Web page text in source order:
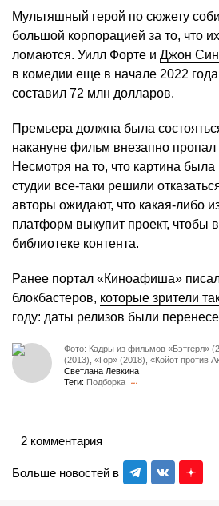
Мультяшный герой по сюжету
большой корпорацией за то, что
ломаются. Уилл Форте и Джон
в комедии еще в начале 2022
составил 72 млн долларов.
Премьера должна была
накануне фильм внезапно пропал
Несмотря на то, что картина была
студии все-таки решили
авторы ожидают, что какая-либо
платформ выкупит проект, чтобы
библиотеке контента.
Ранее портал «Киноафиша»
блокбастеров, которые зрители
году: даты релизов были
Фото: Кадры из фильмов «Бэтгерл»
(2013), «Гор» (2018), «Койот против
Светлана Левкина
Теги: Подборка
Больше новостей в
2 комментария